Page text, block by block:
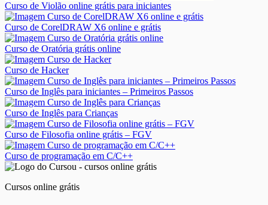
Curso de Violão online grátis para iniciantes
Curso de CorelDRAW X6 online e grátis
Curso de Oratória grátis online
Curso de Hacker
Curso de Inglês para iniciantes – Primeiros Passos
Curso de Inglês para Crianças
Curso de Filosofia online grátis – FGV
Curso de programação em C/C++
Cursos online grátis